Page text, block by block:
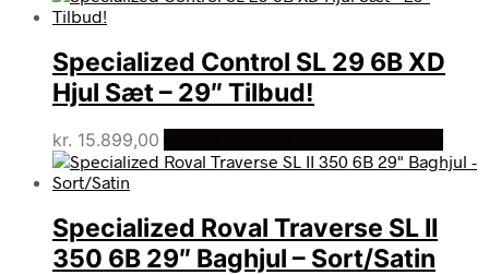
Specialized Control SL 29 6B XD
Hjul Sæt – 29″ Tilbud!
kr. 15.899,00
Specialized Roval Traverse SL II
350 6B 29″ Baghjul – Sort/Satin